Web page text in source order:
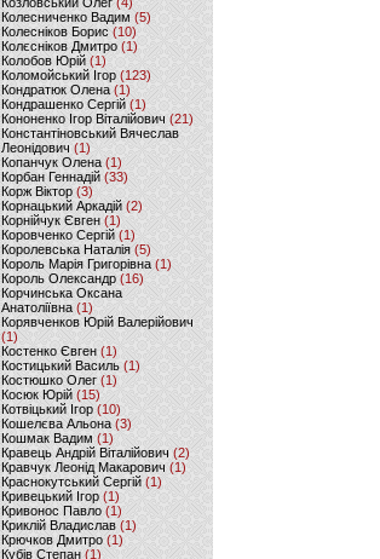
Колесниченко Вадим (5)
Колесніков Борис (10)
Колєсніков Дмитро (1)
Колобов Юрій (1)
Коломойський Ігор (123)
Кондратюк Олена(1)
Кондрашенко Сергій (1)
Кононенко Ігор Віталійович (21)
Константіновський Вячеслав
Леонідович (1)
Копанчук Олена (1)
Корбан Геннадій (33)
Корж Віктор (3)
Корнацький Аркадій (2)
Корнійчук Євген (1)
Коровченко Сергій (1)
Королевська Наталія(5)
Король Марія Григорівна (1)
Король Олександр (16)
Корчинська Оксана
Анатоліївна (1)
Корявченков Юрій Валерійович
(1)
Костенко Євген (1)
Костицький Василь (1)
Костюшко Олег (1)
Косюк Юрій (15)
Котвіцький Ігор (10)
Кошелєва Альона(3)
Кошмак Вадим (1)
Кравець Андрій Віталійович (2)
Кравчук Леонід Макарович (1)
Краснокутський Сергій (1)
Кривецький Ігор (1)
Кривонос Павло (1)
Криклій Владислав (1)
Крючков Дмитро(1)
Кубів Степан(1)